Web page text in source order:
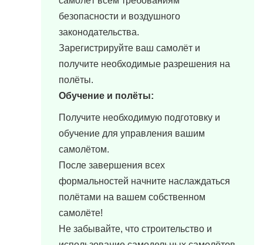
безопасности и воздушного
законодательства.
Зарегистрируйте ваш самолёт и
получите необходимые разрешения на
полёты.
Обучение и полёты:
Получите необходимую подготовку и
обучение для управления вашим
самолётом.
После завершения всех
формальностей начните наслаждаться
полётами на вашем собственном
самолёте!
Не забывайте, что строительство и